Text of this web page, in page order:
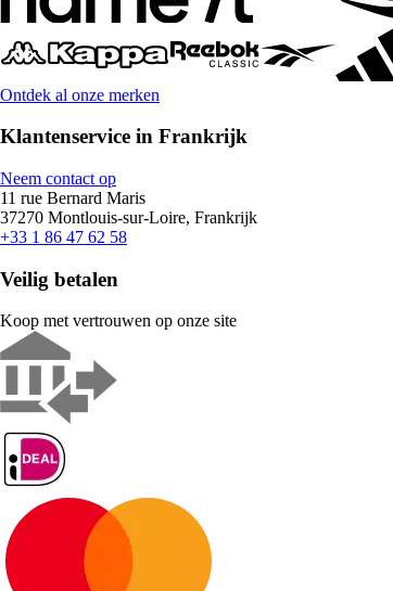
Ontdek al onze merken
Klantenservice in Frankrijk
Neem contact op
11 rue Bernard Maris
37270 Montlouis-sur-Loire, Frankrijk
+33 1 86 47 62 58
Veilig betalen
Koop met vertrouwen op onze site